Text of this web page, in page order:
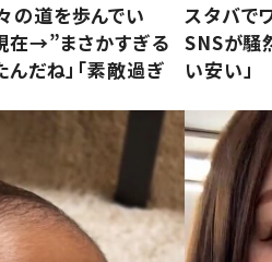
の道を歩んでい
在→”まさかすぎる
だね」「素敵過ぎ
スタバで
SNSが騒
い安い」